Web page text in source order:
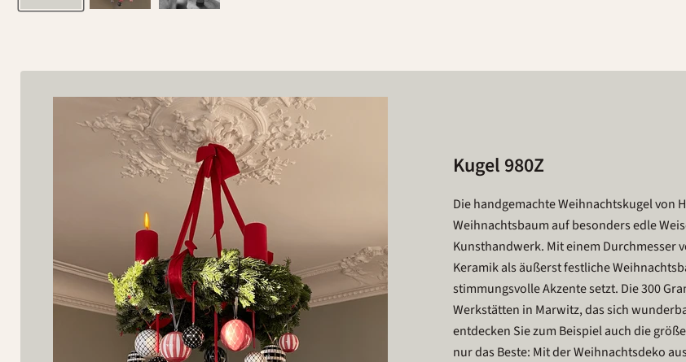
Kugel 980Z
Die handgemachte Weihnachtskugel von
Weihnachtsbaum auf besonders edle
Kunsthandwerk. Mit einem Durchmesser
Keramik als äußerst festliche
stimmungsvolle Akzente setzt. Die 300
Werkstätten in Marwitz, das sich
entdecken Sie zum Beispiel auch die
nur das Beste: Mit der Weihnachtsdeko